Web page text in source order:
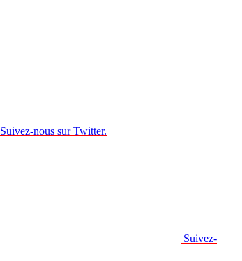
Suivez-nous sur Twitter.
Suivez-